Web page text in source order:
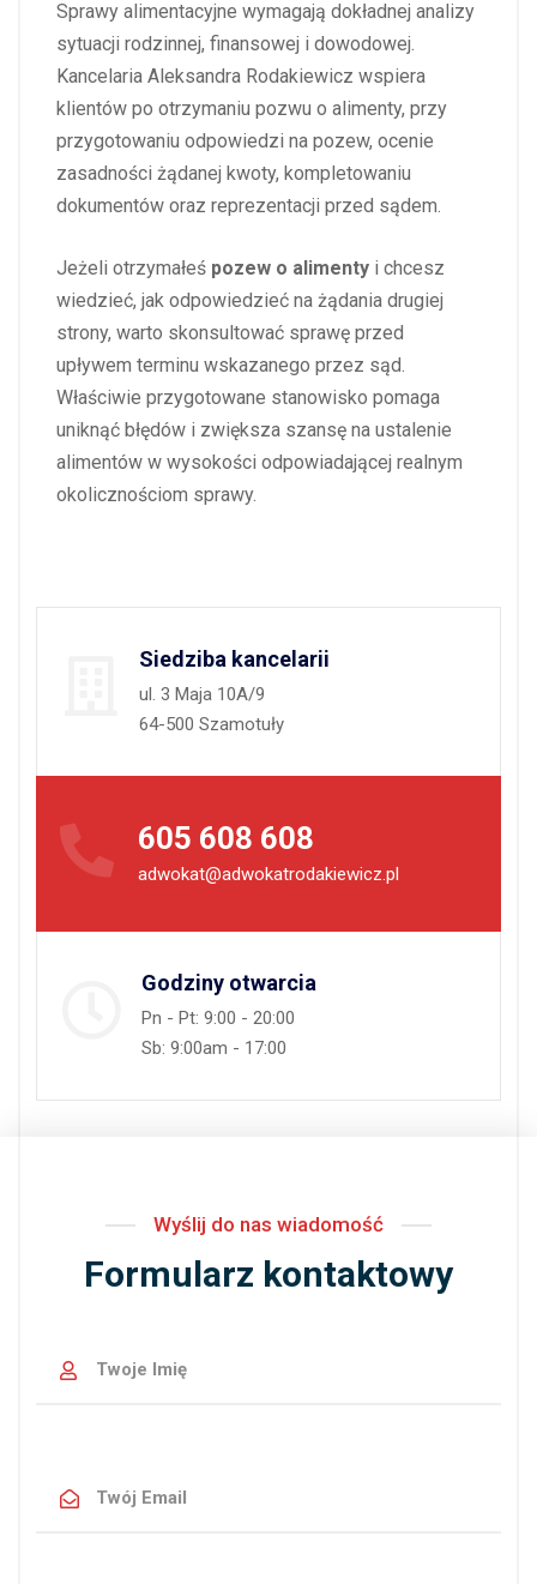
Sprawy alimentacyjne wymagają dokładnej analizy
sytuacji rodzinnej, finansowej i dowodowej.
Kancelaria Aleksandra Rodakiewicz wspiera
klientów po otrzymaniu pozwu o alimenty, przy
przygotowaniu odpowiedzi na pozew, ocenie
zasadności żądanej kwoty, kompletowaniu
dokumentów oraz reprezentacji przed sądem.
Jeżeli otrzymałeś pozew o alimenty i chcesz
wiedzieć, jak odpowiedzieć na żądania drugiej
strony, warto skonsultować sprawę przed
upływem terminu wskazanego przez sąd.
Właściwie przygotowane stanowisko pomaga
uniknąć błędów i zwiększa szansę na ustalenie
alimentów w wysokości odpowiadającej realnym
okolicznościom sprawy.
Siedziba kancelarii
ul. 3 Maja 10A/9
64-500 Szamotuły
605 608 608
adwokat@adwokatrodakiewicz.pl
Godziny otwarcia
Pn - Pt: 9:00 - 20:00
Sb: 9:00am - 17:00
Wyślij do nas wiadomość
Formularz kontaktowy